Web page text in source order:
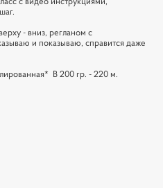
- вниз, регланом с
и показываю, справится даже
В 200 гр. - 220 м.